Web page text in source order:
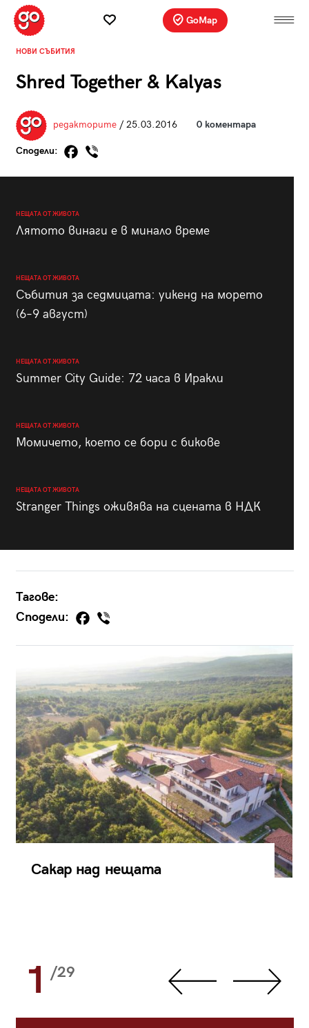
GoMap
НОВИ СЪБИТИЯ
Shred Together & Kalyas
редакторите/ 25.03.2016 0 коментара
Сподели:
НЕЩАТА ОТ ЖИВОТА
Лятото винаги е в минало време
НЕЩАТА ОТ ЖИВОТА
Събития за седмицата: уикенд на морето
(6–9 август)
НЕЩАТА ОТ ЖИВОТА
Summer City Guide: 72 часа в Иракли
НЕЩАТА ОТ ЖИВОТА
Момичето, което се бори с бикове
НЕЩАТА ОТ ЖИВОТА
Stranger Things оживява на сцената в НДК
Тагове:
Сподели:
Сакар над нещата
1 /29